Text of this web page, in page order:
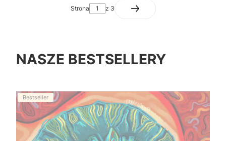
Strona z 3
NASZE BESTSELLERY
Bestseller